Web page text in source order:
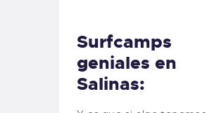
Surfcamps
geniales en
Salinas: